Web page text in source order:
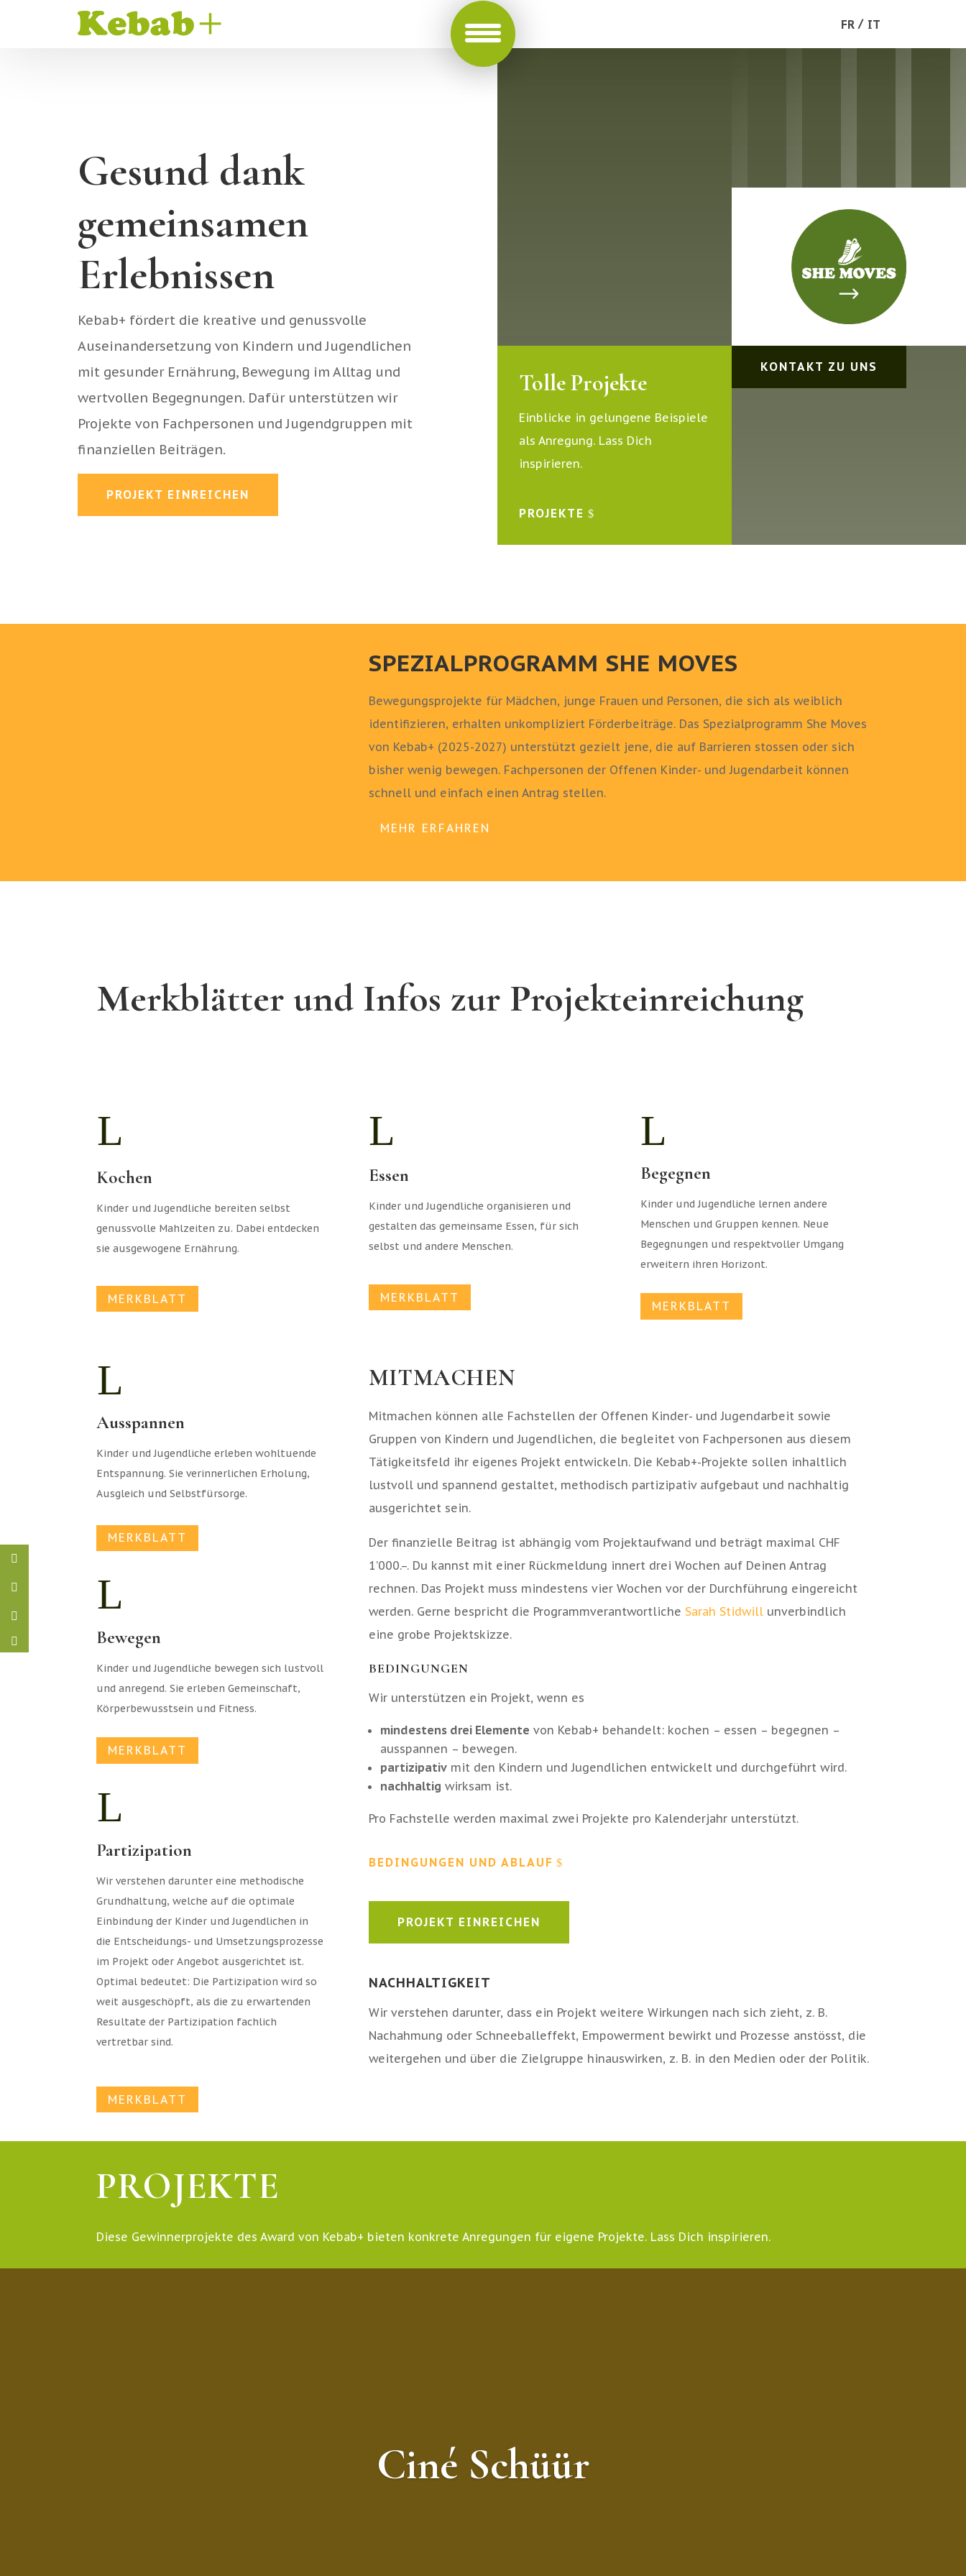
FR IT
Gesund dank
gemeinsamen
Erlebnissen
Kebab+ fördert die kreative und genussvolle
Auseinandersetzung von Kindern und Jugendlichen
mit gesunder Ernährung, Bewegung im Alltag und
wertvollen Begegnungen. Dafür unterstützen wir
Projekte von Fachpersonen und Jugendgruppen mit
finanziellen Beiträgen.
PROJEKT EINREICHEN
Tolle Projekte
Einblicke in gelungene Beispiele
als Anregung. Lass Dich
inspirieren.
PROJEKTE
KONTAKT ZU UNS
SPEZIALPROGRAMM SHE MOVES
Bewegungsprojekte für Mädchen, junge Frauen und Personen, die sich als weiblich
identifizieren, erhalten unkompliziert Förderbeiträge. Das Spezialprogramm She Moves
von Kebab+ (2025-2027) unterstützt gezielt jene, die auf Barrieren stossen oder sich
bisher wenig bewegen. Fachpersonen der Offenen Kinder- und Jugendarbeit können
schnell und einfach einen Antrag stellen.
MEHR ERFAHREN
Merkblätter und Infos zur Projekteinreichung
L
Kochen
Kinder und Jugendliche bereiten selbst
genussvolle Mahlzeiten zu. Dabei entdecken
sie ausgewogene Ernährung.
MERKBLATT
L
Essen
Kinder und Jugendliche organisieren und
gestalten das gemeinsame Essen, für sich
selbst und andere Menschen.
MERKBLATT
L
Begegnen
Kinder und Jugendliche lernen andere
Menschen und Gruppen kennen. Neue
Begegnungen und respektvoller Umgang
erweitern ihren Horizont.
MERKBLATT
L
Ausspannen
Kinder und Jugendliche erleben wohltuende
Entspannung. Sie verinnerlichen Erholung,
Ausgleich und Selbstfürsorge.
MERKBLATT
L
Bewegen
Kinder und Jugendliche bewegen sich lustvoll
und anregend. Sie erleben Gemeinschaft,
Körperbewusstsein und Fitness.
MERKBLATT
L
Partizipation
Wir verstehen darunter eine methodische
Grundhaltung, welche auf die optimale
Einbindung der Kinder und Jugendlichen in
die Entscheidungs- und Umsetzungsprozesse
im Projekt oder Angebot ausgerichtet ist.
Optimal bedeutet: Die Partizipation wird so
weit ausgeschöpft, als die zu erwartenden
Resultate der Partizipation fachlich
vertretbar sind.
MERKBLATT
MITMACHEN
Mitmachen können alle Fachstellen der Offenen Kinder- und Jugendarbeit sowie
Gruppen von Kindern und Jugendlichen, die begleitet von Fachpersonen aus diesem
Tätigkeitsfeld ihr eigenes Projekt entwickeln. Die Kebab+-Projekte sollen inhaltlich
lustvoll und spannend gestaltet, methodisch partizipativ aufgebaut und nachhaltig
ausgerichtet sein.
Der finanzielle Beitrag ist abhängig vom Projektaufwand und beträgt maximal CHF
1’000.–. Du kannst mit einer Rückmeldung innert drei Wochen auf Deinen Antrag
rechnen. Das Projekt muss mindestens vier Wochen vor der Durchführung eingereicht
werden. Gerne bespricht die Programmverantwortliche Sarah Stidwillunverbindlich
eine grobe Projektskizze.
BEDINGUNGEN
Wir unterstützen ein Projekt, wenn es
mindestens drei Elemente von Kebab+ behandelt: kochen – essen – begegnen –
ausspannen – bewegen.
partizipativmit den Kindern und Jugendlichen entwickelt und durchgeführt wird.
nachhaltig wirksam ist.
Pro Fachstelle werden maximal zwei Projekte pro Kalenderjahr unterstützt.
BEDINGUNGEN UND ABLAUF
PROJEKT EINREICHEN
NACHHALTIGKEIT
Wir verstehen darunter, dass ein Projekt weitere Wirkungen nach sich zieht, z. B.
Nachahmung oder Schneeballeffekt, Empowerment bewirkt und Prozesse anstösst, die
weitergehen und über die Zielgruppe hinauswirken, z. B. in den Medien oder der Politik.
PROJEKTE
Diese Gewinnerprojekte des Award von Kebab+ bieten konkrete Anregungen für eigene Projekte. Lass Dich inspirieren.
Ciné Schüür